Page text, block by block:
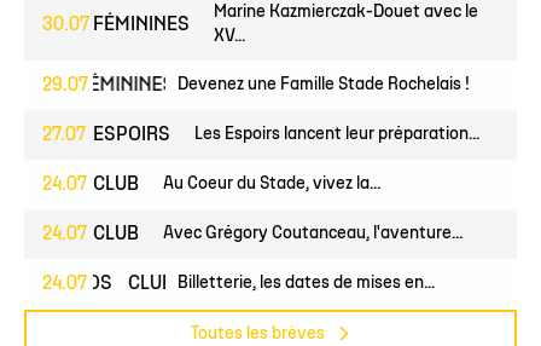
30.07 FÉMININES
Marine Kazmierczak-Douet avec le
XV...
29.07
FÉMININES CLUB
Devenez une Famille Stade Rochelais !
27.07 ESPOIRS Les Espoirs lancent leur préparation...
24.07 CLUB Au Coeur du Stade, vivez la...
24.07 CLUB Avec Grégory Coutanceau, l'aventure...
24.07
PROS CLUB Billetterie, les dates de mises en...
Toutes les brèves